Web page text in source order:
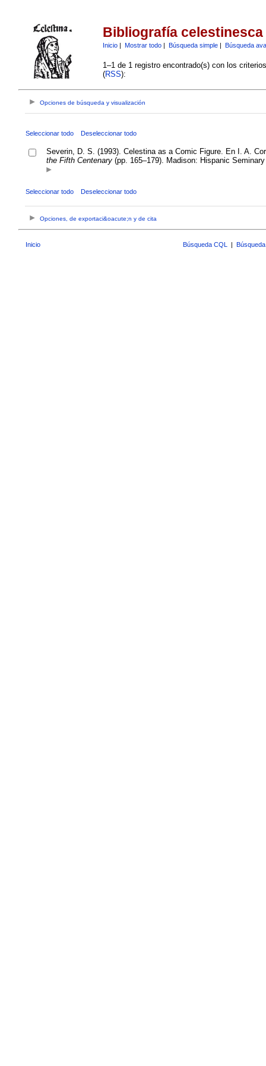
Bibliografía celestinesca
Inicio| Mostrar todo| Búsqueda simple| Búsqueda
1–1 de 1 registro encontrado(s) con los
(RSS):
Opciones de búsqueda y visualización
Seleccionar todo Deseleccionar todo
Severin, D. S. (1993). Celestina as a Comic Figure. En I. A.
the Fifth Centenary(pp. 165–179). Madison: Hispanic
Seleccionar todo Deseleccionar todo
Opciones, de exportaci&oacute;n y de cita
Inicio Búsqueda CQL |